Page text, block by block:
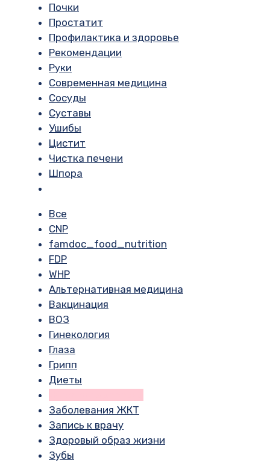
Почки
Простатит
Профилактика и здоровье
Рекомендации
Руки
Современная медицина
Сосуды
Суставы
Ушибы
Цистит
Чистка печени
Шпора
Все
CNP
famdoc_food_nutrition
FDP
WHP
Альтернативная медицина
Вакцинация
ВОЗ
Гинекология
Глаза
Грипп
Диеты
Заболевания ЖКТ
Запись к врачу
Здоровый образ жизни
Зубы